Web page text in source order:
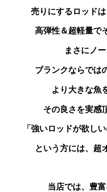
売りにするロッド
高弾性＆超軽量で
まさにノ
ブランクならでは
より大きな魚
その良さを実感
「強いロッドが欲し
という方には、超
当店では、豊